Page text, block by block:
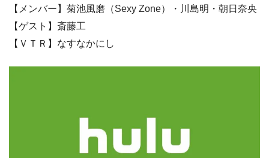
【メンバー】菊池風磨（Sexy Zone）・川島明・朝日奈央
【ゲスト】斎藤工
【ＶＴＲ】なすなかにし